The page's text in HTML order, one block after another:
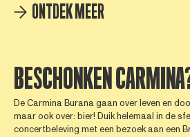
ONTDEK MEER
BESCHONKEN
De Carmina Burana gaan over leven en
maar ook over: bier! Duik helemaal in de
concertbeleving met een bezoek aan een